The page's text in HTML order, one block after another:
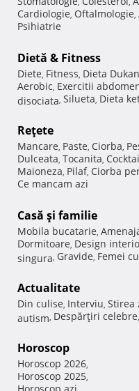
Cardiologie, Oftalmologie,
Psihiatrie
Dietă & Fitness
Diete, Fitness, Dieta Dukan
Aerobic, Exercitii
disociata, Silueta, Dieta
Reţete
Mancare, Paste, Ciorba,
Dulceata, Tocanita,
Maioneza, Pilaf, Ciorba
Ce mancam azi
Casă şi familie
Mobila bucatarie,
Dormitoare, Design
singura, Gravide, Femei
Actualitate
Din culise, Interviu, Stirea
autism, Despărţiri celebre,
Horoscop
Horoscop 2026,
Horoscop 2025,